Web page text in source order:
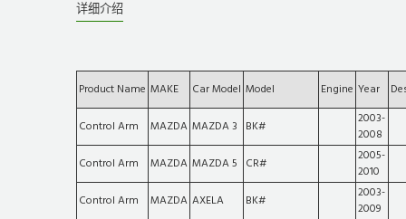
详细介绍
Product Name MAKE Car Model Model Engine Year
Control Arm MAZDA MAZDA 3 BK#
2003-
2008
Control Arm
MAZDA MAZDA 5 CR#
2005-
2010
Control Arm
MAZDA AXELA BK#
2003-
2009